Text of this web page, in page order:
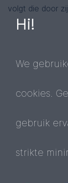
volgt die door
Hi!
We
cookies.
gebruik
strikte